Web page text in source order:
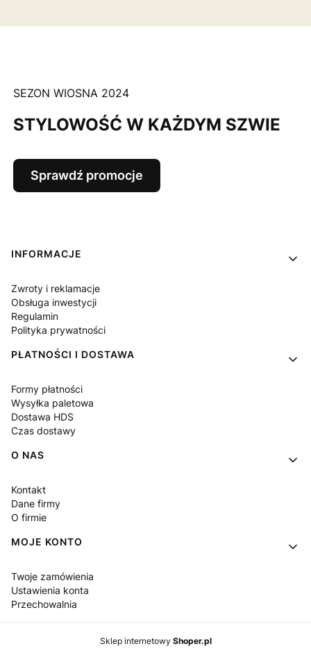
SEZON WIOSNA 2024
STYLOWOŚĆ W KAŻDYM SZWIE
Sprawdź promocje
Linki w stopce
INFORMACJE
Zwroty i reklamacje
Obsługa inwestycji
Regulamin
Polityka prywatności
PŁATNOŚCI I DOSTAWA
Formy płatności
Wysyłka paletowa
Dostawa HDS
Czas dostawy
O NAS
Kontakt
Dane firmy
O firmie
MOJE KONTO
Twoje zamówienia
Ustawienia konta
Przechowalnia
Sklep internetowy Shoper.pl